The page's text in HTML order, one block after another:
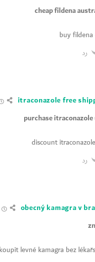
cheap fildena
buy
رد
itraconazole free
purchase
discount
رد
obecný kamagra v
koupit levné kamagra bez